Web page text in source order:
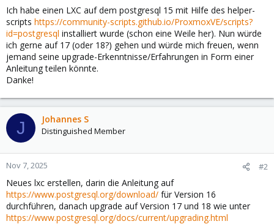
e
r
Ich habe einen LXC auf dem postgresql 15 mit Hilfe des helper-
scripts https://community-scripts.github.io/ProxmoxVE/scripts?
id=postgresql installiert wurde (schon eine Weile her). Nun würde
ich gerne auf 17 (oder 18?) gehen und würde mich freuen, wenn
jemand seine upgrade-Erkenntnisse/Erfahrungen in Form einer
Anleitung teilen könnte.
Danke!
J Johannes S
Distinguished Member
Nov 7, 2025 #2
Neues lxc erstellen, darin die Anleitung auf
https://www.postgresql.org/download/ für Version 16
durchführen, danach upgrade auf Version 17 und 18 wie unter
https://www.postgresql.org/docs/current/upgrading.html